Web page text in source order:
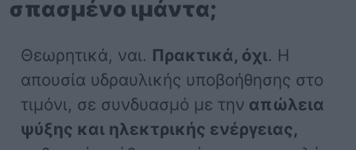
σπασμένο ιμάντα;
Θεωρητικά, ναι. Πρακτικά, όχι. Η
απουσία υδραυλικής υποβοήθησης στο
τιμόνι, σε συνδυασμό με την απώλεια
ψύξης και ηλεκτρικής ενέργειας,